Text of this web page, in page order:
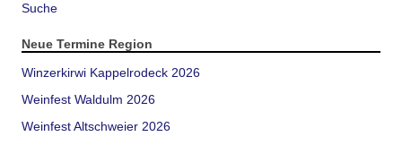
Suche
Neue Termine Region
Winzerkirwi Kappelrodeck 2026
Weinfest Waldulm 2026
Weinfest Altschweier 2026